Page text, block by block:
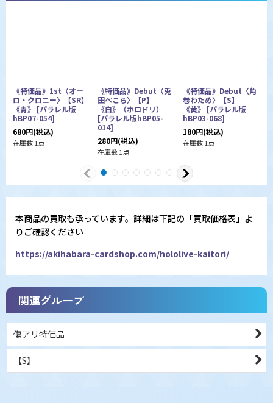
《特価品》1st〈オー
ロ・クロニー〉【SR】
《青》 [パラレル版
hBP07-054]
680円(税込)
在庫数 1点
《特価品》Debut〈兎
田ぺこら〉【P】
《白》（ホロドリ）
[パラレル版hBP05-
014]
280円(税込)
在庫数 1点
《特価品》Debut〈角
巻わため〉【S】
《黄》 [パラレル版
hBP03-068]
180円(税込)
在庫数 1点
本商品の買取も承っています。詳細は下記の「買取価格表」よ
りご確認ください
https://akihabara-cardshop.com/hololive-kaitori/
関連グループ
傷アリ特価品
【S】